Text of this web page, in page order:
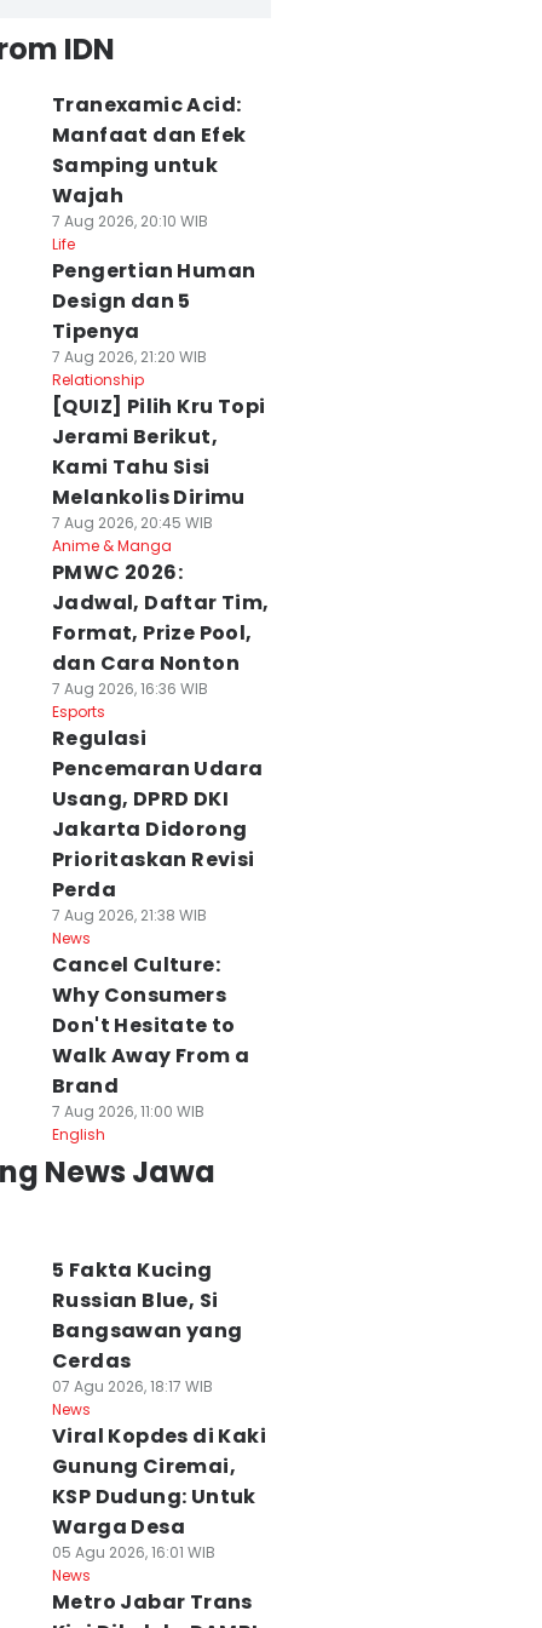
IDN
Tranexamic Acid:
Manfaat dan Efek
Samping untuk
Wajah
7 Aug 2026, 20:10 WIB
Life
Pengertian Human
Design dan 5
Tipenya
7 Aug 2026, 21:20 WIB
Relationship
[QUIZ] Pilih Kru Topi
Jerami Berikut,
Kami Tahu Sisi
Melankolis Dirimu
7 Aug 2026, 20:45 WIB
Anime & Manga
PMWC 2026:
Jadwal, Daftar Tim,
Format, Prize Pool,
dan Cara Nonton
7 Aug 2026, 16:36 WIB
Esports
Regulasi
Pencemaran Udara
Usang, DPRD DKI
Jakarta Didorong
Prioritaskan Revisi
Perda
7 Aug 2026, 21:38 WIB
News
Cancel Culture:
Why Consumers
Don't Hesitate to
Walk Away From a
Brand
7 Aug 2026, 11:00 WIB
English
News Jawa
5 Fakta Kucing
Russian Blue, Si
Bangsawan yang
Cerdas
07 Agu 2026, 18:17 WIB
News
Viral Kopdes di Kaki
Gunung Ciremai,
KSP Dudung: Untuk
Warga Desa
05 Agu 2026, 16:01 WIB
News
Metro Jabar Trans